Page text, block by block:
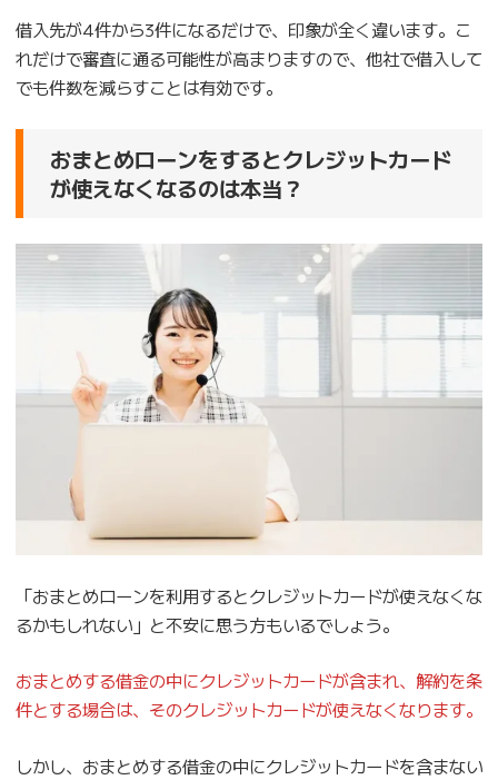
借入先が4件から3件になるだけで、印象が全く違います。こ
れだけで審査に通る可能性が高まりますので、他社で借入して
でも件数を減らすことは有効です。
おまとめローンをするとクレジットカード
が使えなくなるのは本当？
「おまとめローンを利用するとクレジットカードが使えなくな
るかもしれない」と不安に思う方もいるでしょう。
おまとめする借金の中にクレジットカードが含まれ、解約を条
件とする場合は、そのクレジットカードが使えなくなります。
しかし、おまとめする借金の中にクレジットカードを含まない